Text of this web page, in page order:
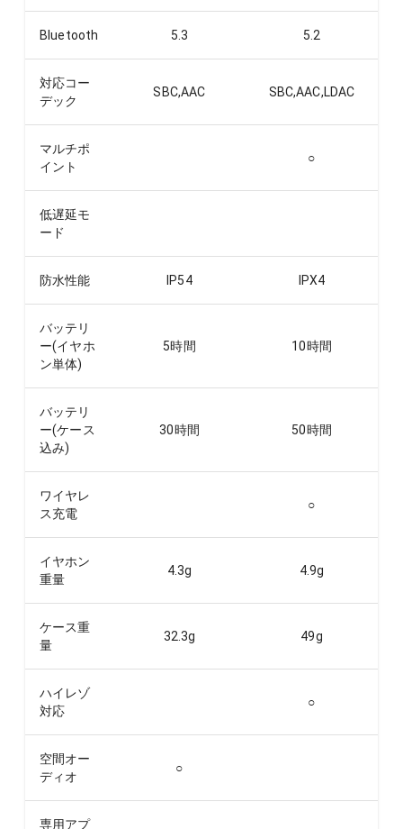
Bluetooth 5.3 5.2
対応コー
デック
SBC,AAC SBC,AAC,LDAC
マルチポ
イント
○
低遅延モ
ード
防水性能 IP54 IPX4
バッテリ
ー(イヤホ
ン単体)
5時間 10時間
バッテリ
ー(ケース
込み)
30時間 50時間
ワイヤレ
ス充電
○
イヤホン
重量
4.3g 4.9g
ケース重
量
32.3g 49g
ハイレゾ
対応
○
空間オー
ディオ
○
専用アプ